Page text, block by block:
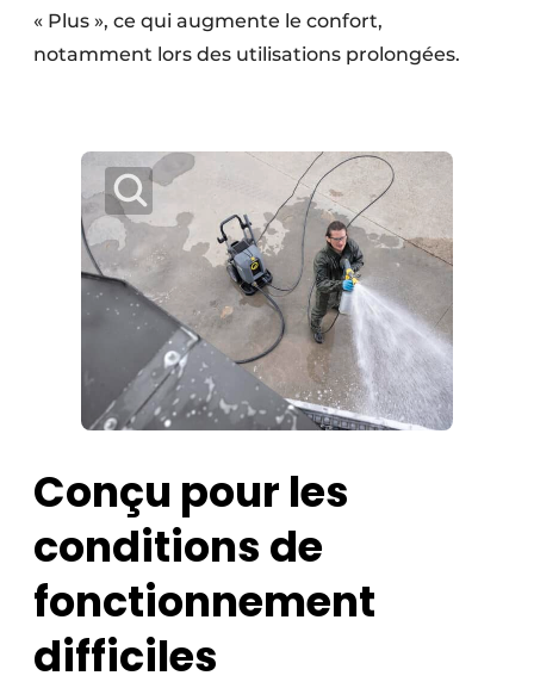
Travaux ferroviaires
« Plus », ce qui augmente le confort,
notamment lors des utilisations prolongées.
Conçu pour les
conditions de
fonctionnement
difficiles